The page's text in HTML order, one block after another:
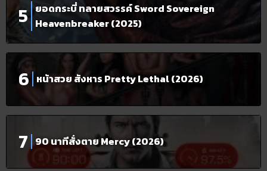
ยอดกระบี่ ทลายสวรรค์ Sword Sovereign
Heavenbreaker (2025)
หน้าสวย สังหาร Pretty Lethal (2026)
90 นาทีสั่งตาย Mercy (2026)